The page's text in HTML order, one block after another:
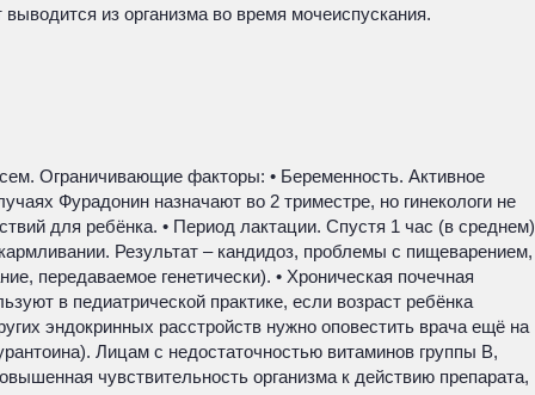
из организма во время мочеиспускания.
Ограничивающие факторы: • Беременность. Активное
Фурадонин назначают во 2 триместре, но гинекологи не
для ребёнка. • Период лактации. Спустя 1 час (в среднем)
Результат – кандидоз, проблемы с пищеварением,
передаваемое генетически). • Хроническая почечная
в педиатрической практике, если возраст ребёнка
эндокринных расстройств нужно оповестить врача ещё на
Лицам с недостаточностью витаминов группы B,
чувствительность организма к действию препарата,